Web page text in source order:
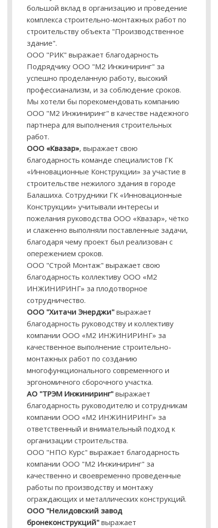
большой вклад в организацию и проведение
комплекса строительно-монтажных работ по
строительству объекта "Производственное
здание".
ООО "РИК" выражает благодарность
Подрядчику ООО "М2 Инжиниринг" за
успешно проделанную работу, высокий
профессианализм, и за соблюдение сроков.
Мы хотели бы порекомендовать компанию
ООО "М2 Инжиниринг" в качестве надежного
партнера для выполнения строительных
работ.
ООО «Квазар», выражает свою
благодарность команде специалистов ГК
«Инновационные Конструкции» за участие в
строительстве нежилого здания в городе
Балашиха. Сотрудники ГК «Инновационные
Конструкции» учитывали интересы и
пожелания руководства ООО «Квазар», чётко
и слаженно выполняли поставленные задачи,
благодаря чему проект был реализован с
опережением сроков.
ООО "Строй Монтаж" выражает свою
благодарность коллективу ООО «М2
ИНЖИНИРИНГ» за плодотворное
сотрудничество.
ООО "Хитачи Энерджи" выражает
благодарность руководству и коллективу
компании ООО «М2 ИНЖИНИРИНГ» за
качественное выполнение строительно-
монтажных работ по созданию
многофункционального современного и
эргономичного сборочного участка.
АО "ТРЭМ Инжиниринг" выражает
благодарность руководителю и сотрудникам
компании ООО «М2 ИНЖИНИРИНГ» за
ответственный и внимательный подход к
организации строительства.
ООО "НПО Курс" выражает благодарность
компании ООО "М2 Инжиниринг" за
качественно и своевременно проведенные
работы по производству и монтажу
ограждающих и металлических конструкций.
ООО "Нелидовский завод
бронеконструкций" выражает